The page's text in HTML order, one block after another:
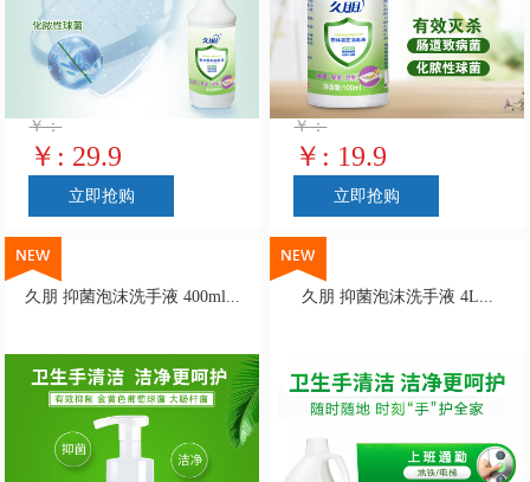
￥：
￥: 29.9
立即抢购
￥：
￥: 19.9
立即抢购
久朋 抑菌泡沫洗手液 400ml... 久朋 抑菌泡沫洗手液 4L...